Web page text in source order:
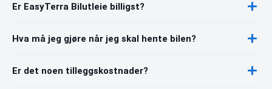
Er EasyTerra Bilutleie billigst?
Hva må jeg gjøre når jeg skal hente bilen?
Er det noen tilleggskostnader?